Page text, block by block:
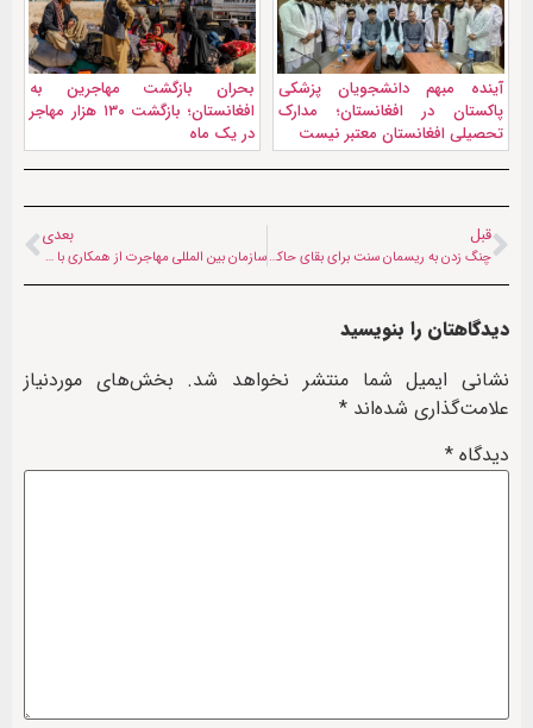
آینده مبهم دانشجویان پزشکی
پاکستان در افغانستان؛ مدارک
تحصیلی افغانستان معتبر نیست
بحران بازگشت مهاجرین به
افغانستان؛ بازگشت ۱۳۰ هزار مهاجر
در یک ماه
قبل
چنگ زدن به ریسمان سنت برای بقای حاکمیت؛ رهبر طالبان از لویه جرگه چه می‌خواهد؟
بعدی
سازمان بین المللی مهاجرت از همکاری با افغانستان در خصوص حل بحران مهاجرین این کشور خبر داد
دیدگاهتان را بنویسید
نشانی ایمیل شما منتشر نخواهد شد. بخش‌های موردنیاز
علامت‌گذاری شده‌اند *
دیدگاه *